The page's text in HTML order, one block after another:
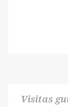
Visitas